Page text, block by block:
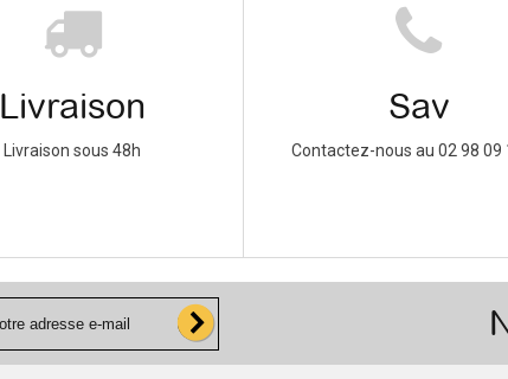
Livraison
Livraison sous 48h
Sav
Contactez-nous au 02 98 09